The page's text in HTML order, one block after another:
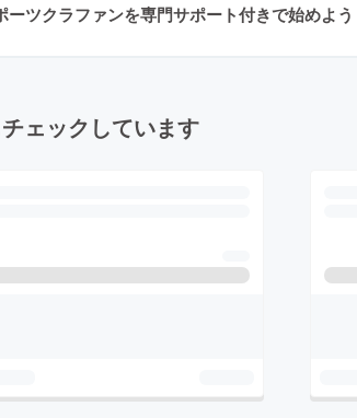
ーツクラファンを専門サポート付きで始めよう
ェックしています